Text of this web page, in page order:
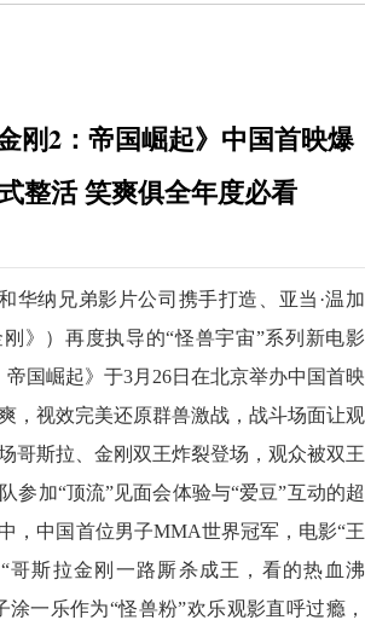
刚2：帝国崛起》中国首映爆
整活 笑爽俱全年度必看
华纳兄弟影片公司携手打造、亚当·温加
》）再度执导的“怪兽宇宙”系列新电影
帝国崛起》于3月26日在北京举办中国首映
，视效完美还原群兽激战，战斗场面让观
哥斯拉、金刚双王炸裂登场，观众被双王
参加“顶流”见面会体验与“爱豆”互动的超
，中国首位男子MMA世界冠军，电影“王
哥斯拉金刚一路厮杀成王，看的热血沸
涂一乐作为“怪兽粉”欢乐观影直呼过瘾，